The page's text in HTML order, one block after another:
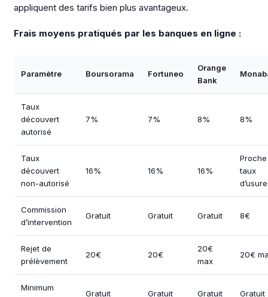
appliquent des tarifs bien plus avantageux.
Frais moyens pratiqués par les banques en ligne :
Paramètre Boursorama Fortuneo
Orange
Bank
Taux
découvert
autorisé
7% 7% 8% 8%
Taux
découvert
non-autorisé
16% 16% 16%
taux
d’usure
Commission
d’intervention
Gratuit Gratuit Gratuit 8€
Rejet de
prélèvement
20€ 20€
20€
max
20€
Minimum
Gratuit Gratuit Gratuit Gratuit